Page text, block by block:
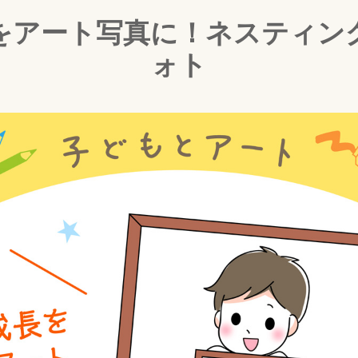
アート写真に！ネスティン
ォト